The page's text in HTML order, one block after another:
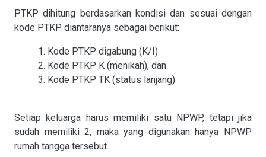
PTKP dihitung berdasarkan kondisi dan sesuai dengan
kode PTKP. diantaranya sebagai berikut:
1. Kode PTKP digabung (K/I)
2. Kode PTKP K (menikah), dan
3. Kode PTKP TK (status lanjang)
Setiap keluarga harus memiliki satu NPWP, tetapi jika
sudah memiliki 2, maka yang digunakan hanya NPWP
rumah tangga tersebut.